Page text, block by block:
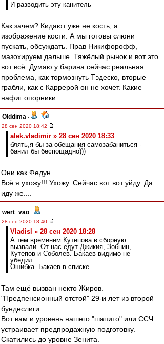
И разводить эту канитель
Как зачем? Кидают уже не кость, а
изображение кости. А мы готовы слюни
пускать, обсуждать. Прав Никифорофф,
мазохируем дальше. Тяжёлый рынок и вот это
вот всё. Думаю у барина сейчас реальная
проблема, как тормознуть Тэдеско, вторые
грабли, как с Каррерой он не хочет. Какие
нафиг опорники...
Olddima -
28 сен 2020 18:42
alek.vladimir » 28 сен 2020 18:33
блять,я бы за обещания самозабаниться -
банил бы беспощадно)))
Они как Федун
Всё я ухожу!!! Ухожу. Сейчас вот вот уйду. Да
иду же....
wert_vao -
28 сен 2020 18:40
Vladisl » 28 сен 2020 18:28
А тем временем Кутепова в сборную
вызвали. От нас едут Джикия, Зобнин,
Кутепов и Соболев. Бакаев видимо не
убедил.
Ошибка. Бакаев в списке.
Там ещё вызван некто Жиров.
"Предпенсионный отстой" 29-и лет из второй
бундеслиги.
Вот вам и уровень нашего "шапито" или ССЧ
устраивает предпродажную подготовку.
Скатились до уровне Зенита.